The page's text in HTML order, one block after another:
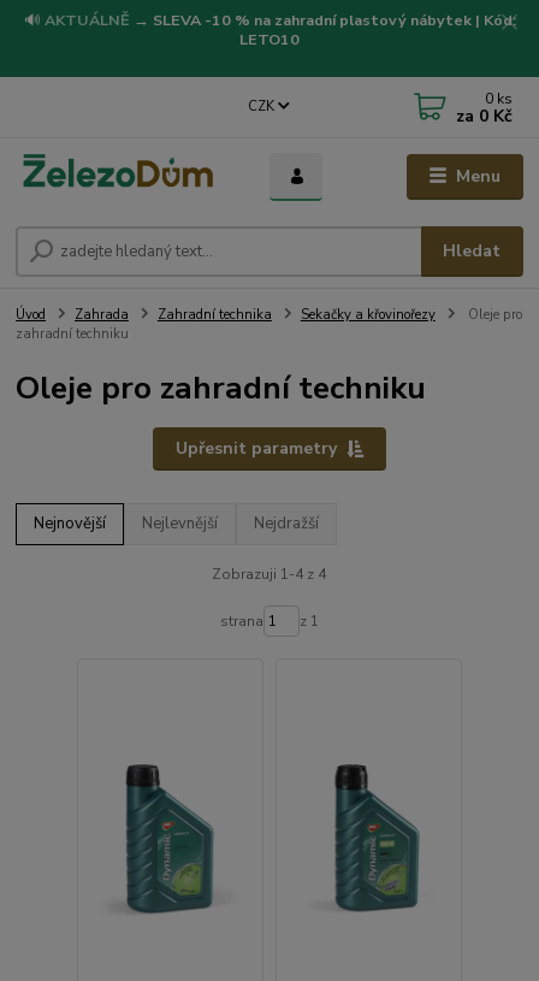
🔊 AKTUÁLNĚ → SLEVA -10 % na zahradní plastový nábytek | Kód:
LETO10
Menu
CZK
Hledat
0 ks
za 0 Kč
Úvod Zahrada Zahradní technika Sekačky a křovinořezy
Oleje pro
zahradní techniku
Oleje pro zahradní techniku
Upřesnit parametry
Nejnovější Nejlevnější Nejdražší
Zobrazuji 1-4 z 4
strana z 1